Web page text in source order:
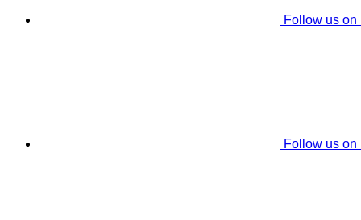
Follow us on
Follow us on